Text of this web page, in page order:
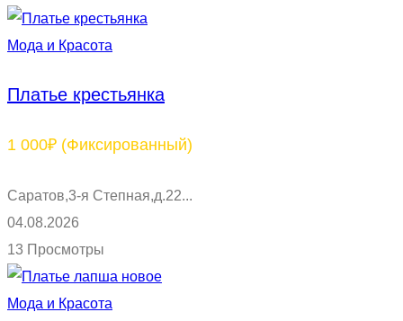
Мода и Красота
Платье крестьянка
1 000₽ (Фиксированный)
Саратов,3-я Степная,д.22...
04.08.2026
13 Просмотры
Мода и Красота